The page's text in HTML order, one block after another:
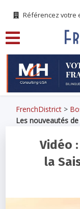
Référencez votre
FrenchDistrict >
Les nouveautés
Vidéo
la